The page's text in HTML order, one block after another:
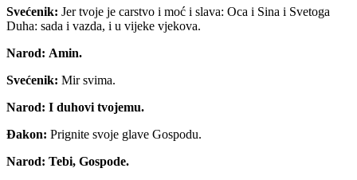
Svećenik: Jer tvoje je carstvo i moć i slava: Oca i Sina i Svetoga
Duha: sada i vazda, i u vijeke vjekova.
Narod: Amin.
Svećenik: Mir svima.
Narod: I duhovi tvojemu.
Đakon: Prignite svoje glave Gospodu.
Narod: Tebi, Gospode.